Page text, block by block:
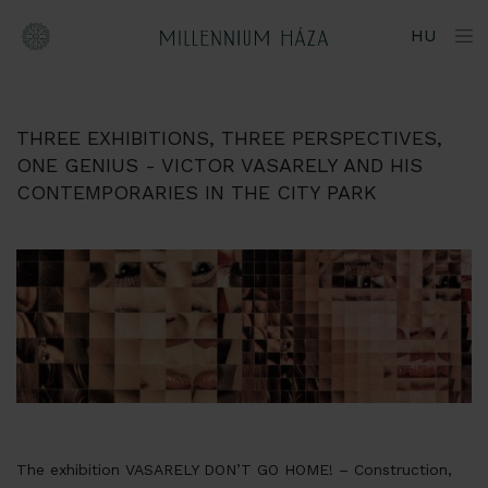
to
HU
THREE EXHIBITIONS, THREE PERSPECTIVES,
ONE GENIUS - VICTOR VASARELY AND HIS
CONTEMPORARIES IN THE CITY PARK
The exhibition VASARELY DON’T GO HOME! – Construction,